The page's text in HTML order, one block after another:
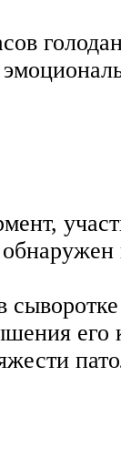
его